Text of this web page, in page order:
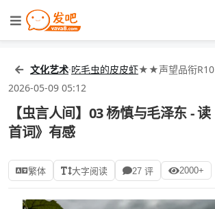
文化艺术·吃毛虫的皮皮虾★★声望品衔
2026-05-09 05:12
【虫言人间】03 杨慎与毛泽东 -
首词》有感
繁体 大字阅读 27 评 2000+